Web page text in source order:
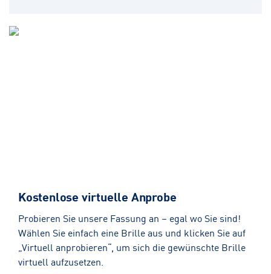
Kostenlose virtuelle Anprobe
Probieren Sie unsere Fassung an – egal wo Sie sind!
Wählen Sie einfach eine Brille aus und klicken Sie auf
„Virtuell anprobieren“, um sich die gewünschte Brille
virtuell aufzusetzen.